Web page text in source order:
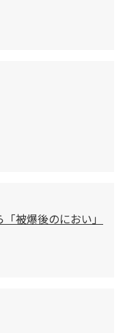
被爆後のにおい」